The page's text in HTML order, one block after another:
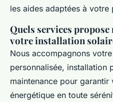
les aides adaptées à votre
Quels services
votre installation
Nous accompagnons
personnalisée, installation
maintenance pour garantir
énergétique en toute